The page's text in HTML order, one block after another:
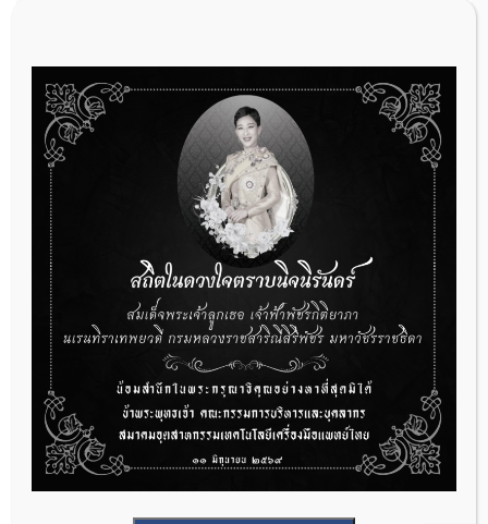
ผู้ประกอบการผลิต และ นักวิจัย ที่ต้องการขึ้นทะเบียนเครื่องมือแพทย์
ต้องทำอย่างไรบ้าง
22 กรกฎาคม 2026
กองควบคุมเครื่องมือแพทย์ เปิดรับฟังความคิดเห็นหลักการยกร่าง
กฎหมาย จำนวน 3 ฉบับ ผ่านระบบกลางทางกฎหมาย
22 กรกฎาคม 2026
การโฆษณาเครื่องมือแพทย์แบบใดที่ได้รับการยกเว้นไม่ต้องขออนุญาต
14 กรกฎาคม 2026